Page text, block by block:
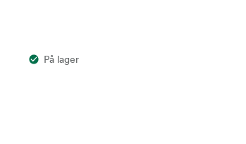
På lager